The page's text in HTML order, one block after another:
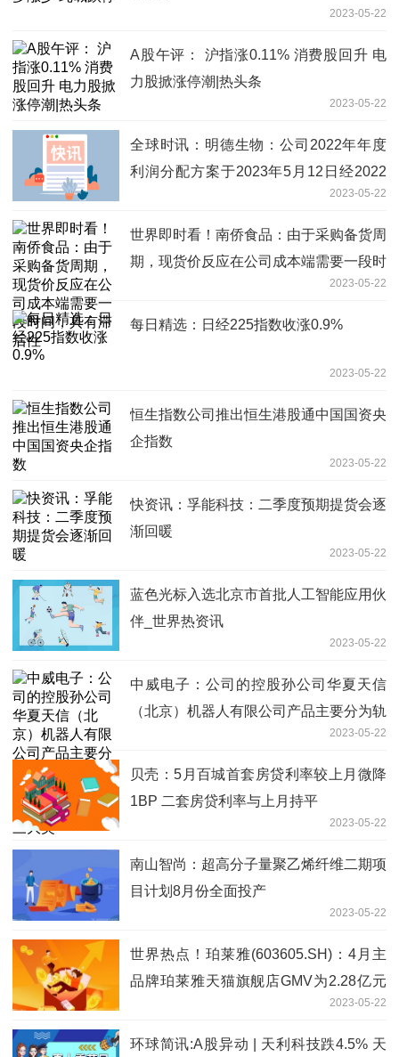
2023-05-22
A股午评： 沪指涨0.11% 消费股回升 电
力股掀涨停潮|热头条
2023-05-22
全球时讯：明德生物：公司2022年年度
利润分配方案于2023年5月12日经2022
2023-05-22
世界即时看！南侨食品：由于采购备货周
期，现货价反应在公司成本端需要一段时
2023-05-22
每日精选：日经225指数收涨0.9%
2023-05-22
恒生指数公司推出恒生港股通中国国资央
企指数
2023-05-22
快资讯：孚能科技：二季度预期提货会逐
渐回暖
2023-05-22
蓝色光标入选北京市首批人工智能应用伙
伴_世界热资讯
2023-05-22
中威电子：公司的控股孙公司华夏天信
（北京）机器人有限公司产品主要分为轨
道式机器人、仿生机器人和全地形机器人
三大类
2023-05-22
贝壳：5月百城首套房贷利率较上月微降
1BP 二套房贷利率与上月持平
2023-05-22
南山智尚：超高分子量聚乙烯纤维二期项
目计划8月份全面投产
2023-05-22
世界热点！珀莱雅(603605.SH)：4月主
品牌珀莱雅天猫旗舰店GMV为2.28亿元
2023-05-22
环球简讯:A股异动 | 天利科技跌4.5% 天